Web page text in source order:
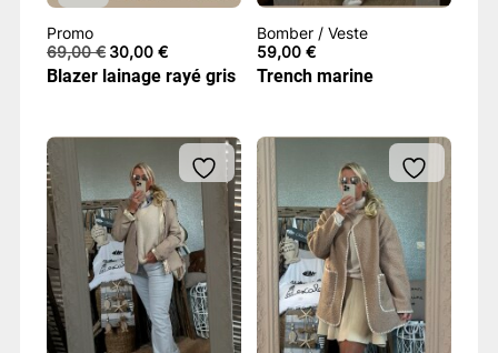
Promo
69,00€ Le
prix
initial
30,00 €Le
prix
actuel
Blazer lainage rayé gris
Bomber / Veste
59,00€
Trench marine